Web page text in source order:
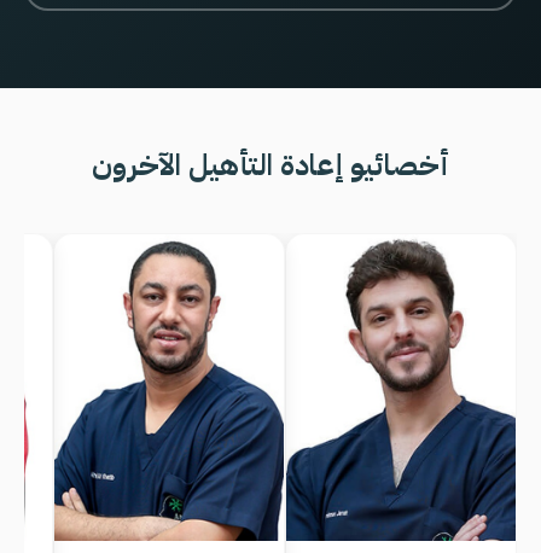
أخصائيو إعادة التأهيل الآخرون